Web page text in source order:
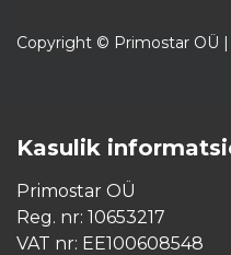
Copyright © Primostar OÜ
Kasulik
Primostar OÜ
Reg. nr: 10653217
VAT nr: EE100608548